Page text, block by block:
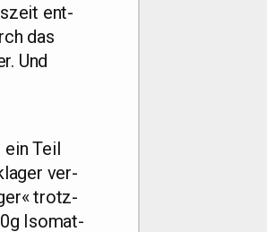
ent­
das
Und
ein Teil
ver­
trotz­
Iso­mat­